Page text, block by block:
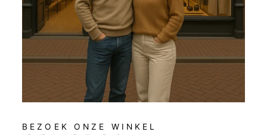
BEZOEK ONZE WINKEL